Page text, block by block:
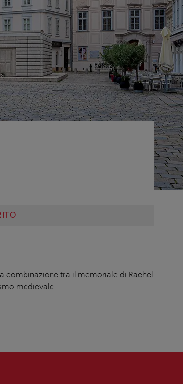
combinazione tra il memoriale di Rachel
medievale.